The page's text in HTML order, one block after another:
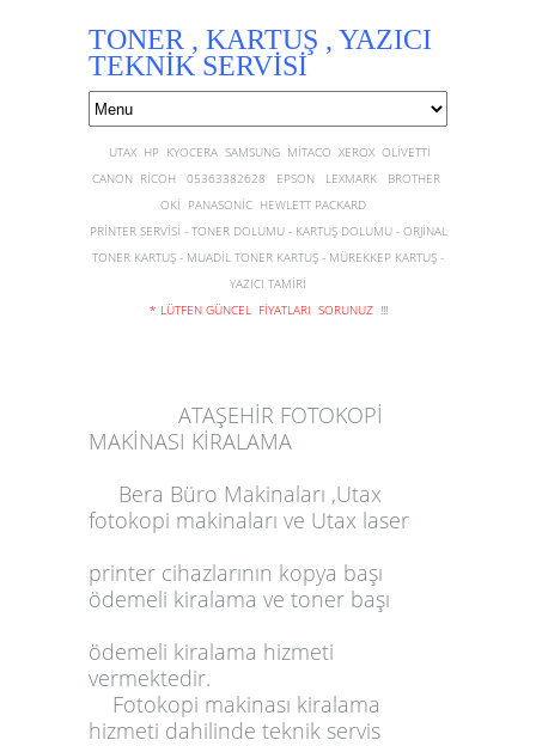
TONER , KARTUŞ , YAZICI
TEKNİK SERVİSİ
UTAX HP KYOCERA SAMSUNG MİTACO XEROX OLİVETTİ
CANON RİCOH 05363382628 EPSON LEXMARK BROTHER
OKİ PANASONİC HEWLETT PACKARD
PRİNTER SERVİSİ - TONER DOLUMU - KARTUŞ DOLUMU - ORJİNAL
TONER KARTUŞ - MUADİL TONER KARTUŞ - MÜREKKEP KARTUŞ -
YAZICI TAMİRİ
* LÜTFEN GÜNCEL FİYATLARI SORUNUZ !!!
ATAŞEHİR FOTOKOPİ
MAKİNASI KİRALAMA
Bera Büro Makinaları ,Utax
fotokopi makinaları ve Utax laser
printer cihazlarının kopya başı
ödemeli kiralama ve toner başı
ödemeli kiralama hizmeti
vermektedir.
Fotokopi makinası kiralama
hizmeti dahilinde teknik servis